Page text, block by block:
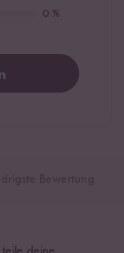
0 %